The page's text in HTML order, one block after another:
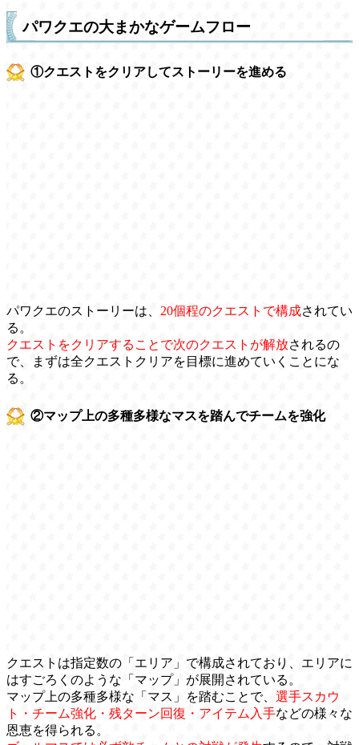
パワクエの大まかなゲームフロー
①クエストをクリアしてストーリーを進める
パワクエのストーリーは、 20個程のクエストで構成されてい
る。
クエストをクリアすることで次のクエストが解放されるの
で、まずは全クエストクリアを目標に進めていくことにな
る。
②マップ上の多種多様なマスを踏んでチームを強化
クエストは指定数の「エリア」で構成されており、エリアに
はすごろくのような「マップ」が展開されている。
マップ上の多種多様な「マス」を踏むことで、 選手スカウ
ト・チーム強化・残ターン回復・アイテム入手などの様々な
恩恵を得られる。